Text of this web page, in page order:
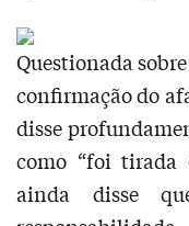
Questionada
confirmação do
disse
como “foi tirada
ainda disse